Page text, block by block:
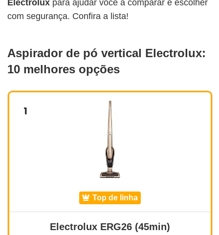
Electrolux para ajudar você a comparar e escolher
com segurança. Confira a lista!
Aspirador de pó vertical Electrolux:
10 melhores opções
1
top de linha
Electrolux ERG26 (45min)